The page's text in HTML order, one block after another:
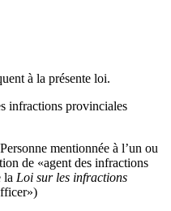
à la présente loi.
infractions provinciales
mentionnée à l’un ou
de «agent des infractions
la Loi sur les infractions